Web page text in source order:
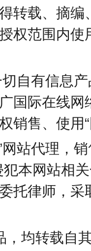
转载、摘
权范围内使
切自有信息
国际在线
销售、使用
站代理，
犯本网站相
托律师，
，均转载自